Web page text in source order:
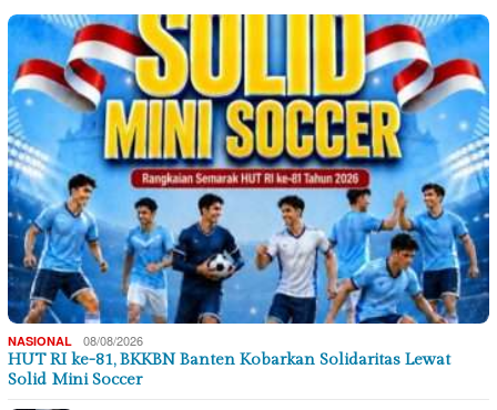
NASIONAL 08/08/2026
HUT RI ke-81, BKKBN Banten Kobarkan Solidaritas Lewat
Solid Mini Soccer